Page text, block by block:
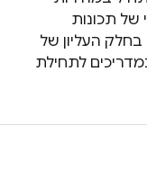
של תכונות
בחלק העליון של
לתחילת